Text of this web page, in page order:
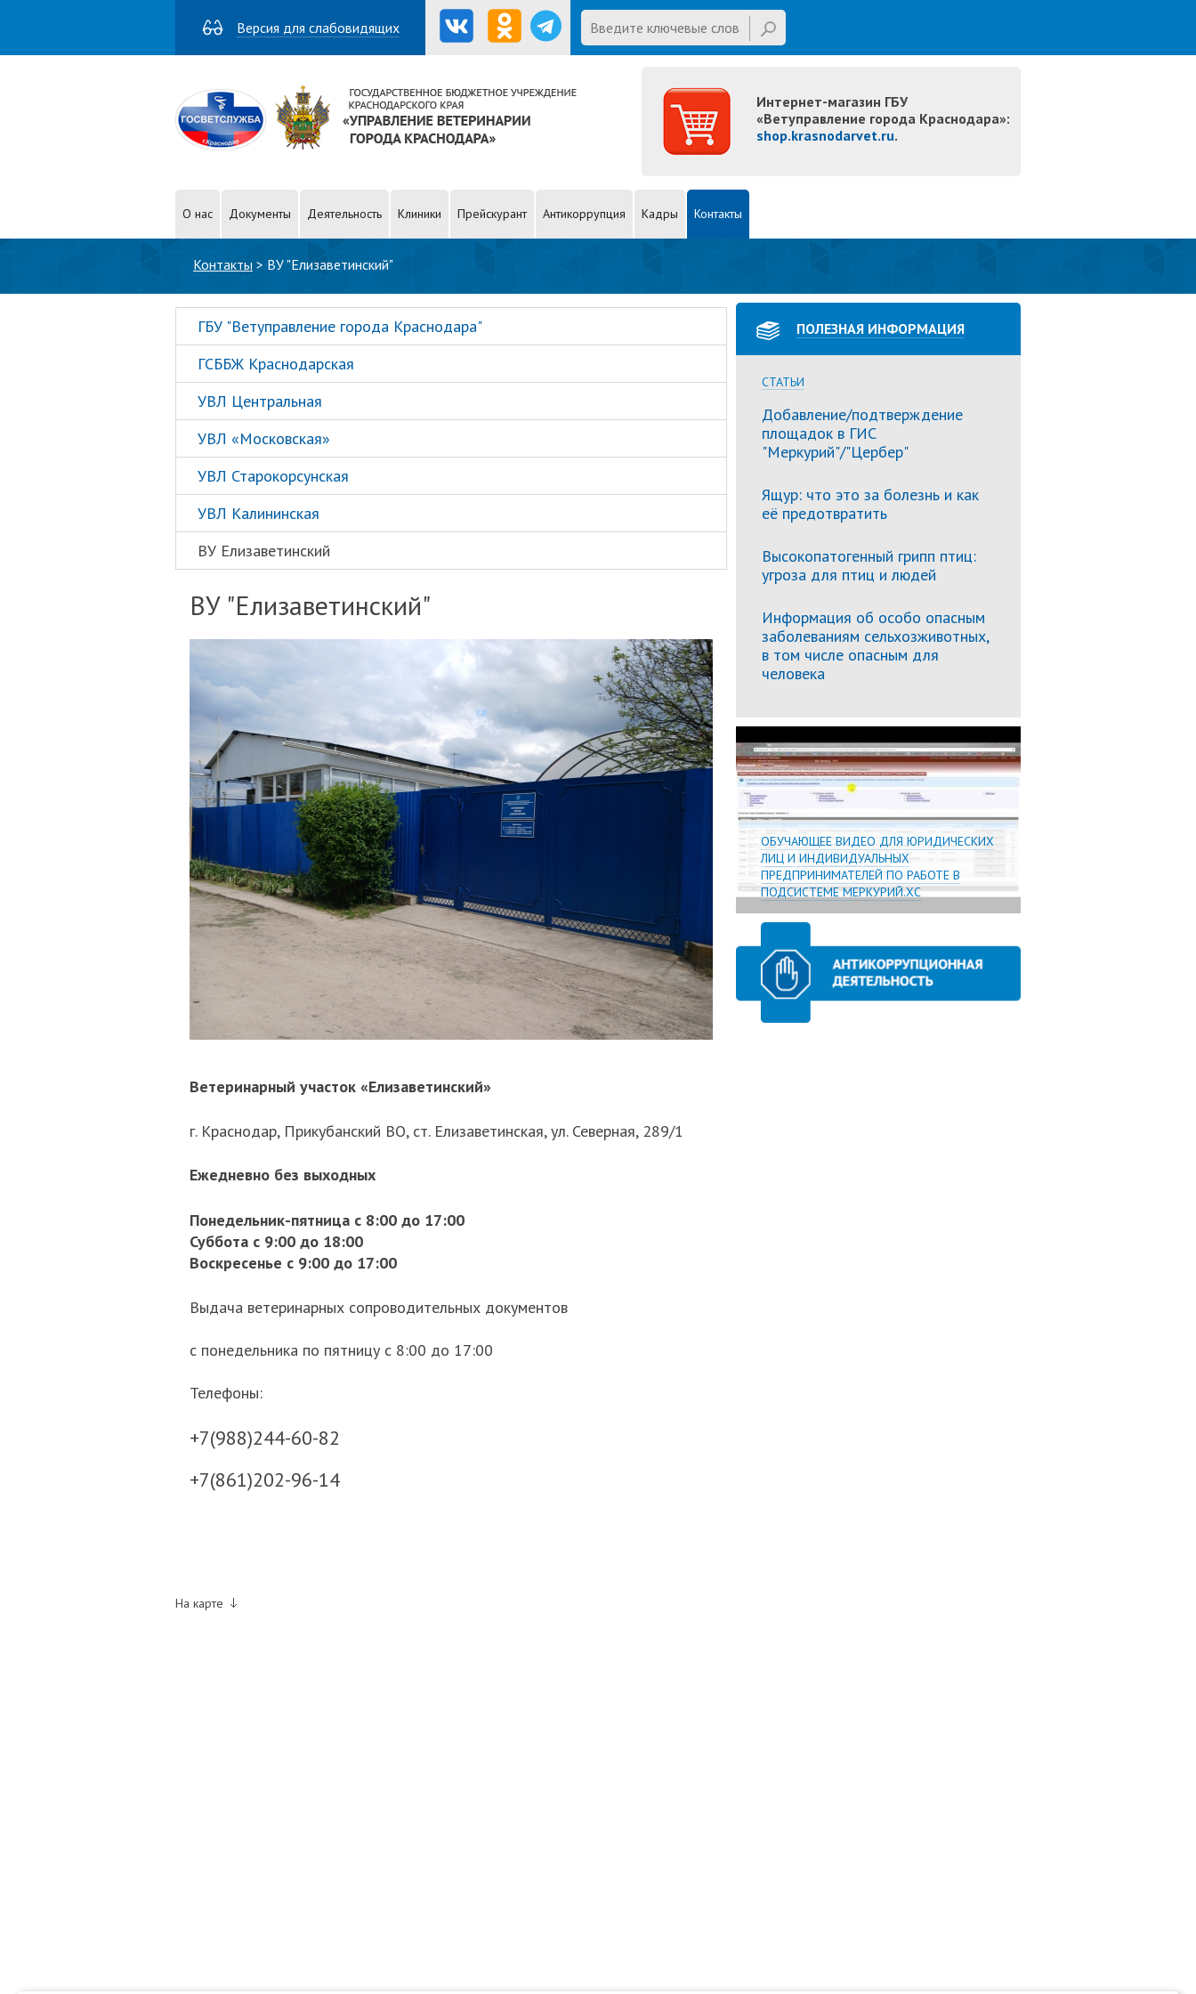
Версия для слабовидящих
Введите ключевые слова для
поиска
Интернет-магазин ГБУ
«Ветуправление города Краснодара»:
shop.krasnodarvet.ru.
О нас Документы Деятельность Клиники Прейскурант Антикоррупция Кадры Контакты
Контакты > ВУ "Елизаветинский"
ГБУ "Ветуправление города Краснодара"
ГСББЖ Краснодарская
УВЛ Центральная
УВЛ «Московская»
УВЛ Старокорсунская
УВЛ Калининская
ВУ Елизаветинский
ВУ "Елизаветинский"
Ветеринарный участок «Елизаветинский»
г. Краснодар, Прикубанский ВО, ст. Елизаветинская, ул. Северная, 289/1
Ежедневно без выходных
Понедельник-пятница с 8:00 до 17:00
Суббота с 9:00 до 18:00
Воскресенье с 9:00 до 17:00
Выдача ветеринарных сопроводительных документов
с понедельника по пятницу с 8:00 до 17:00
Телефоны:
+7(988)244-60-82
+7(861)202-96-14
На карте
ПОЛЕЗНАЯ ИНФОРМАЦИЯ
СТАТЬИ
Добавление/подтверждение
площадок в ГИС
"Меркурий"/"Цербер"
Ящур: что это за болезнь и как
её предотвратить
Высокопатогенный грипп птиц:
угроза для птиц и людей
Информация об особо опасным
заболеваниям сельхозживотных,
в том числе опасным для
человека
ОБУЧАЮЩЕЕ ВИДЕО ДЛЯ ЮРИДИЧЕСКИХ
ЛИЦ И ИНДИВИДУАЛЬНЫХ
ПРЕДПРИНИМАТЕЛЕЙ ПО РАБОТЕ В
ПОДСИСТЕМЕ МЕРКУРИЙ.ХС